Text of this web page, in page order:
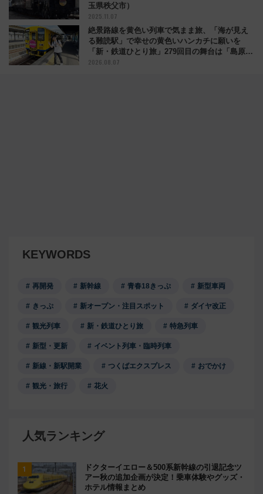
玉県秩父市）
2025.11.07
絶景路線を黄色い列車で気まま旅、「海が見え
る難読駅」で幸せの黄色いハンカチに願いを
「新・鉄道ひとり旅」279回目の舞台は「島原鉄
道」
2026.08.07
KEYWORDS
再開発 新幹線 青春18きっぷ 新型車両
きっぷ 新オープン・注目スポット ダイヤ改正
観光列車 新・鉄道ひとり旅 特急列車
新型・更新 イベント列車・臨時列車
新線・新駅開業 つくばエクスプレス おでかけ
観光・旅行 花火
人気ランキング
ドクターイエロー＆500系新幹線の引退記念ツ
アー秋の追加企画が決定！乗車体験やグッズ・
ホテル情報まとめ